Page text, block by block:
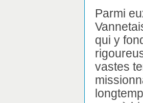
Parmi
qui y
vastes